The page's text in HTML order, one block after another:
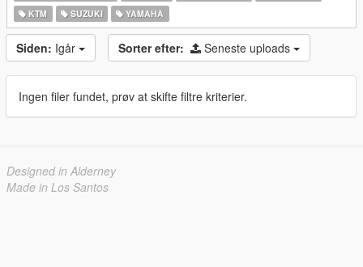
KTM
SUZUKI YAMAHA
Siden: Igår Sorter efter: Seneste uploads
Ingen filer fundet, prøv at skifte filtre kriterier.
Designed in Alderney
Made in Los Santos